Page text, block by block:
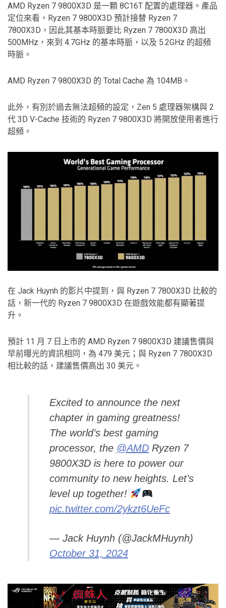
AMD Ryzen 7 9800X3D 是一顆 8C16T 配置的處理器。產品
定位來看，Ryzen 7 9800X3D 預計接替 Ryzen 7
7800X3D，因此其基本時脈要比 Ryzen 7 7800X3D 高出
500MHz，來到 4.7GHz 的基本時脈，以及 5.2GHz 的超頻
時脈。
AMD Ryzen 7 9800X3D 的 Total Cache 為 104MB。
此外，有別於過去無法超頻的設定，Zen 5 處理器架構與 2
代 3D V-Cache 技術的 Ryzen 7 9800X3D 將開放使用者進行
超頻。
在 Jack Huynh 的影片中提到，與 Ryzen 7 7800X3D 比較的
話，新一代的 Ryzen 7 9800X3D 在遊戲效能都有顯著提
升。
預計 11 月 7 日上市的 AMD Ryzen 7 9800X3D 建議售價與
早前曝光的資訊相同，為 479 美元；與 Ryzen 7 7800X3D
相比較的話，建議售價高出 30 美元。
Excited to announce the next
chapter in gaming greatness!
The world’s best gaming
processor, the @AMD Ryzen 7
9800X3D is here to power our
community to new heights. Let’s
level up together!
pic.twitter.com/2ykzt6UeFc
— Jack Huynh (@JackMHuynh)
October 31, 2024